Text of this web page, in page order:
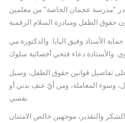
“مدرسة عجمان الخاصة” من معلمين
الأستاذ وفيق البابا. والدكتورة مي
تفاصيل قوانين حقوق الطفل، وسبل
وسوء المعاملة، ومن أيّ عنف بدني أو
نفسي.
والتقدير، موجهين خالص الامتنان